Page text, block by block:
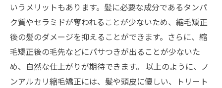
いうメリットもあります。髪に必要な成分であるタンパ
ク質やセラミドが奪われることが少ないため、縮毛矯正
後の髪のダメージを抑えることができます。さらに、縮
毛矯正後の毛先などにパサつきが出ることが少ないた
め、自然な仕上がりが期待できます。 以上のように、ノ
ンアルカリ縮毛矯正には、髪や頭皮に優しい、トリート